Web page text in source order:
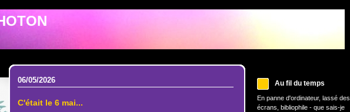
Au fil du temps
En panne d'ordinateur, lassé des
écrans, bibliophile - que sais-je
06/05/2026
C'était le 6 mai...